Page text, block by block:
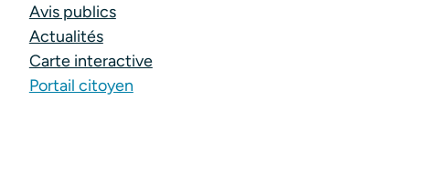
Avis publics
Actualités
Carte interactive
Portail citoyen